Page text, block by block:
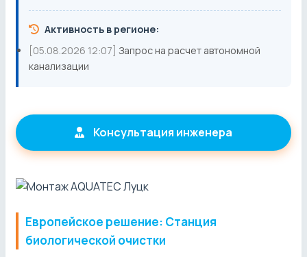
Активность в регионе:
[05.08.2026 12:07] Запрос на расчет автономной
канализации
Консультация инженера
Европейское решение: Станция
биологической очистки